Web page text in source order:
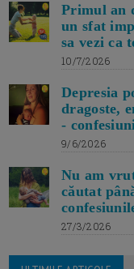
Primul an
un sfat
sa vezi ca
10/7/2026
Depresia
dragoste,
- confesiuni
9/6/2026
Nu am
căutat
27/3/2026